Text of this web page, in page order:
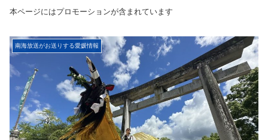
本ページにはプロモーションが含まれています
南海放送がお送りする愛媛情報